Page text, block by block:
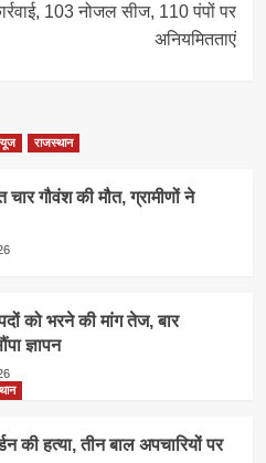
103 नोजल सीज, 110 पंपों पर
अनियमितताएं
राजस्थान
गौवंश की मौत, ग्रामीणों ने
को भरने की मांग तेज, बार
ज्ञापन
की हत्या, तीन बाल अपचारियों पर